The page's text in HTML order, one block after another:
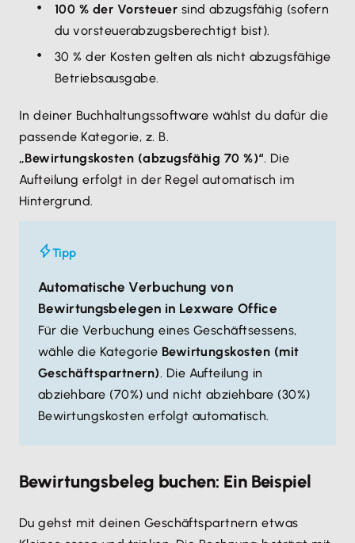
100 % der Vorsteuer sind abzugsfähig (sofern
du vorsteuerabzugsberechtigt bist).
30 % der Kosten gelten als nicht abzugsfähige
Betriebsausgabe.
In deiner Buchhaltungssoftware wählst du dafür die
passende Kategorie, z. B.
„Bewirtungskosten (abzugsfähig 70 %)“. Die
Aufteilung erfolgt in der Regel automatisch im
Hintergrund.
Tipp
Automatische Verbuchung von
Bewirtungsbelegen in Lexware Office
Für die Verbuchung eines Geschäftsessens,
wähle die Kategorie Bewirtungskosten (mit
Geschäftspartnern). Die Aufteilung in
abziehbare (70%) und nicht abziehbare (30%)
Bewirtungskosten erfolgt automatisch.
Bewirtungsbeleg buchen: Ein Beispiel
Du gehst mit deinen Geschäftspartnern etwas